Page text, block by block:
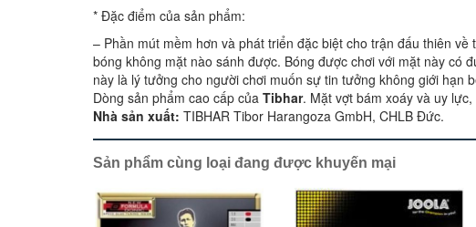
* Đặc điểm của sản phẩm:
– Phần mút mềm hơn và phát triển đặc biệt cho trận đấu thiên
bóng không mặt nào sánh được. Bóng được chơi với mặt này có
này là lý tưởng cho người chơi muốn sự tin tưởng không giới hạn
Dòng sản phẩm cao cấp của Tibhar. Mặt vợt bám xoáy và uy
Nhà sản xuất: TIBHAR Tibor Harangoza GmbH, CHLB Đức.
Sản phẩm cùng loại đang được khuyến mại